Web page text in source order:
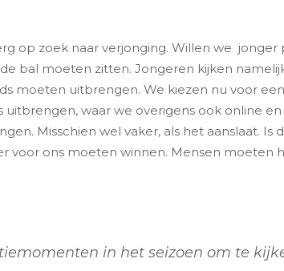
op zoek naar verjonging. Willen we
moeten zitten. Jongeren kijken
moeten uitbrengen. We kiezen nu voor
waar we overigens ook online
Misschien wel vaker, als het aanslaat. Is
voor ons moeten winnen. Mensen moeten
in het seizoen om te